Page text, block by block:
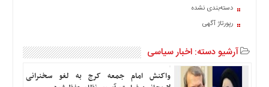
سیاسی
دسته‌بندی نشده
رپورتاژ آگهی
آرشیو دسته: اخبار سیاسی
واکنش امام جمعه کرج به لغو سخنرانی